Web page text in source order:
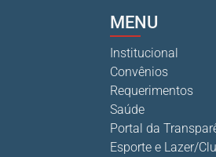
MENU
Institucional
Convênios
Requerimentos
Saúde
Portal da
Esporte e Lazer/